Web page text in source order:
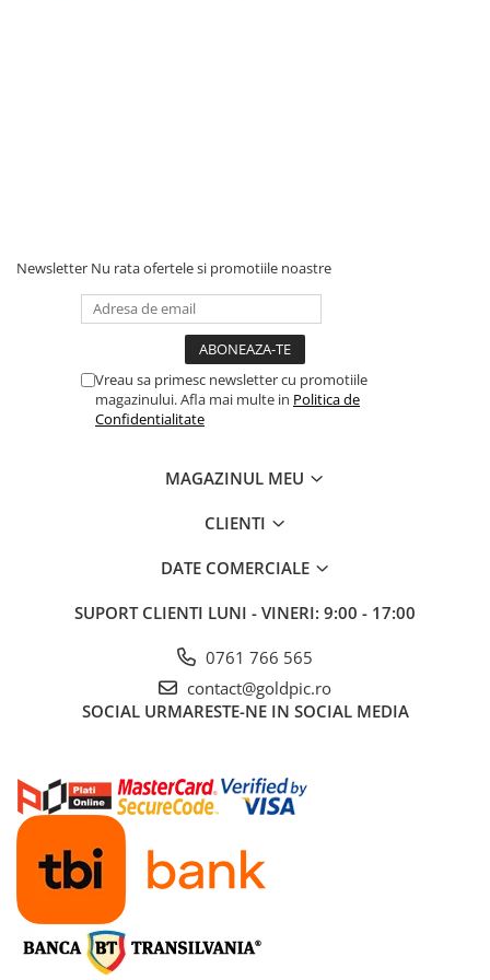
Newsletter Nu rata ofertele si promotiile noastre
Vreau sa primesc newsletter cu promotiile
magazinului. Afla mai multe in Politica de
Confidentialitate
MAGAZINUL MEU
CLIENTI
DATE COMERCIALE
SUPORT CLIENTI LUNI - VINERI: 9:00 - 17:00
0761 766 565
contact@goldpic.ro
SOCIAL URMARESTE-NE IN SOCIAL MEDIA